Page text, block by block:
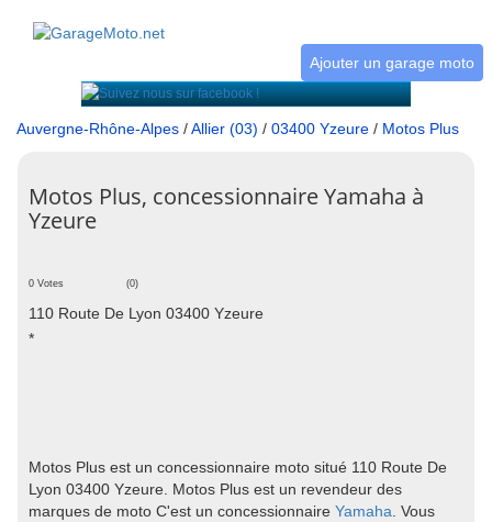
Ajouter un garage moto
Auvergne-Rhône-Alpes /Allier (03) / 03400 Yzeure / Motos Plus
Motos Plus, concessionnaire Yamaha à
Yzeure
0 Votes (0)
110 Route De Lyon 03400 Yzeure
*
Motos Plus est un concessionnaire moto situé 110 Route De
Lyon 03400 Yzeure. Motos Plus est un revendeur des
marques de moto C'est un concessionnaire Yamaha. Vous